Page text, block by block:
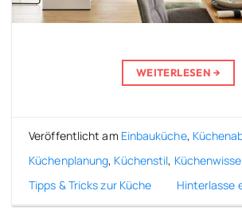
WEITERLESEN →
Veröffentlicht am Einbauküche,
Küchenplanung, Küchenstil,
Tipps & Tricks zur Küche
Hinterlasse